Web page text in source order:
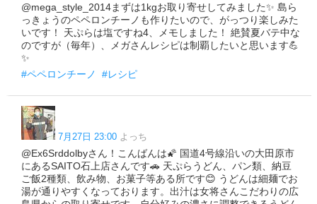
@mega_style_2014まずは1kgお取り寄せしてみました✨ 島ら
っきょうのペペロンチーノも作りたいので、がっつり楽しみた
いです！ 天ぷらは塩ですね4、メモしました！ 絶賛夏バテ中な
のですが（毎年）、メガさんレシピは制覇したいと思います💪
✨
#ペペロンチーノ
#レシピ
7月27日 23:00 よっち
@Ex6Srddolbyさん！こんばんは🌠 国道4号線沿いの大田原市
にあるSAITO石上店さんです🚗 天ぷらうどん、パン類、納豆
ご飯2種類、飲み物、お菓子等ある所です😊 うどんは細麺でお
湯が通りやすくなっております。出汁は女将さんこだわりの広